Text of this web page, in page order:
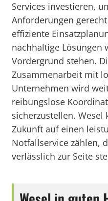
Services investieren,
Anforderungen
effiziente
nachhaltige Lösungen
Vordergrund stehen.
Zusammenarbeit mit
Unternehmen wird
reibungslose
sicherzustellen. Wesel
Zukunft auf einen
Notfallservice zählen,
verlässlich zur Seite